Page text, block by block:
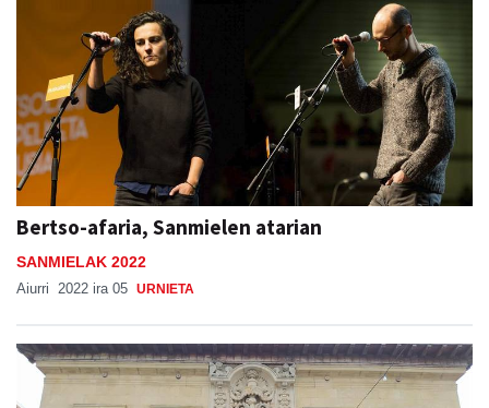
Bertso-afaria, Sanmielen atarian
SANMIELAK 2022
Aiurri 2022 ira 05 URNIETA